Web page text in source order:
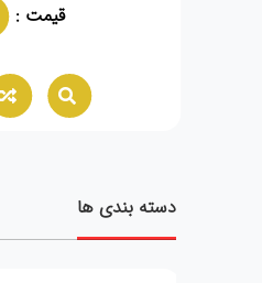
قیمت :
دسته بندی ها